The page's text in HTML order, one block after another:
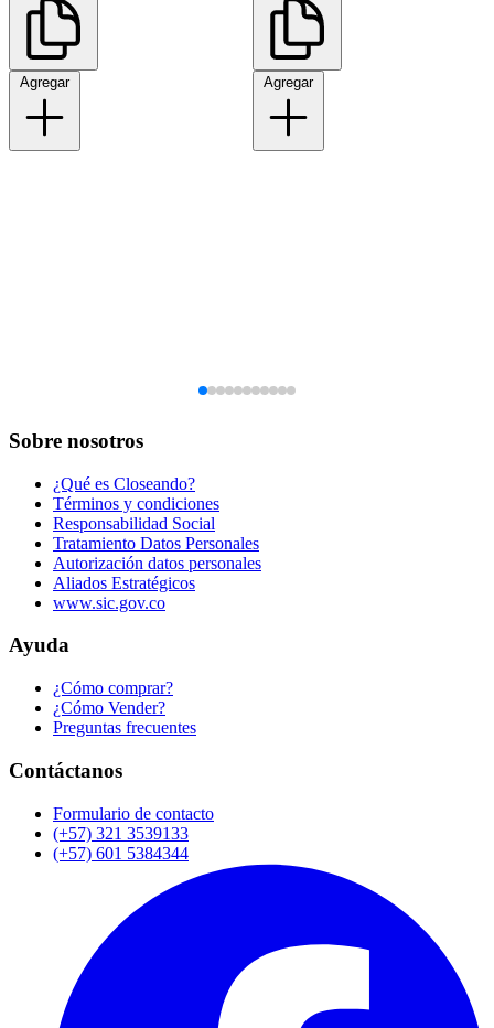
Agregar Agregar
Sobre nosotros
¿Qué es Closeando?
Términos y condiciones
Responsabilidad Social
Tratamiento Datos Personales
Autorización datos personales
Aliados Estratégicos
www.sic.gov.co
Ayuda
¿Cómo comprar?
¿Cómo Vender?
Preguntas frecuentes
Contáctanos
Formulario de contacto
(+57) 321 3539133
(+57) 601 5384344